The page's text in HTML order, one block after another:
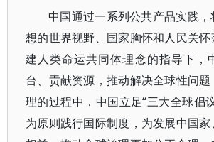
中国通过一系列公共产品实践
想的世界视野、国家胸怀和人民关
建人类命运共同体理念的指导下，
台、贡献资源，推动解决全球性问
理的过程中，中国立足“三大全球倡
为原则践行国际制度，为发展中国